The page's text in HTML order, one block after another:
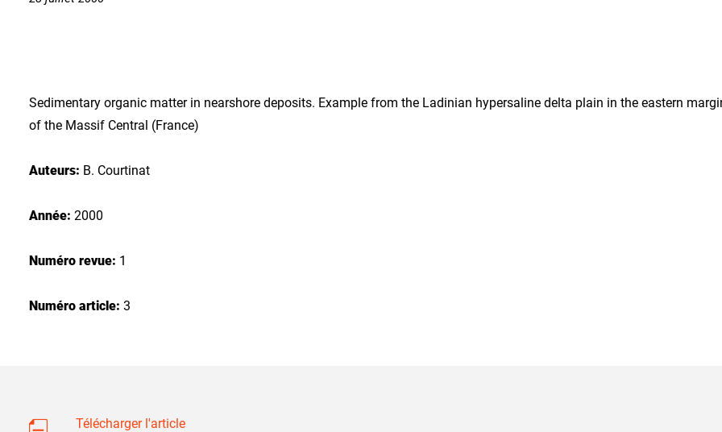
Sedimentary organic matter in nearshore deposits. Example from the Ladinian hypersaline delta plain in the eastern
of the Massif Central (France)
Auteurs: B. Courtinat
Année: 2000
Numéro revue: 1
Numéro article: 3
Télécharger l'article